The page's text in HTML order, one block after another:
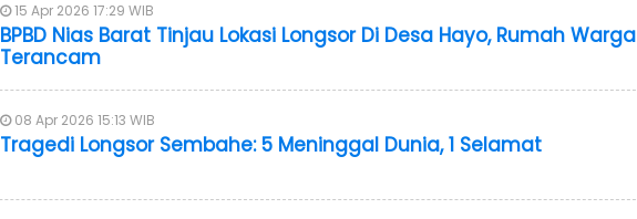
15 Apr 2026 17:29 WIB
BPBD Nias Barat Tinjau Lokasi Longsor Di Desa Hayo, Rumah Warga
Terancam
08 Apr 2026 15:13 WIB
Tragedi Longsor Sembahe: 5 Meninggal Dunia, 1 Selamat